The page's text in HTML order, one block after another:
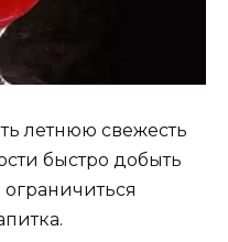
летнюю свежесть
быстро добыть